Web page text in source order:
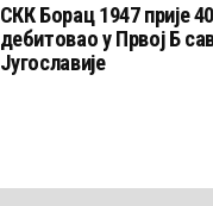
СКК Борац 1947 прије
дебитовао у Првој Б
Југославије